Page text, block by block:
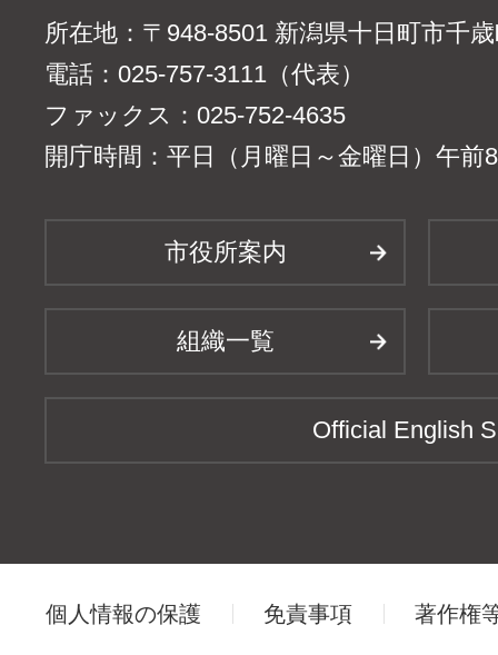
所在地：〒948-8501 新潟県十日町市千
電話：025-757-3111（代表）
ファックス：025-752-4635
開庁時間：平日（月曜日～金曜日）午前
市役所案内
組織一覧
Official English
個人情報の保護 免責事項 著作権